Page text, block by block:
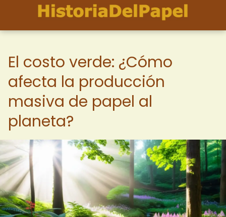
El costo verde: ¿Cómo
afecta la producción
masiva de papel al
planeta?